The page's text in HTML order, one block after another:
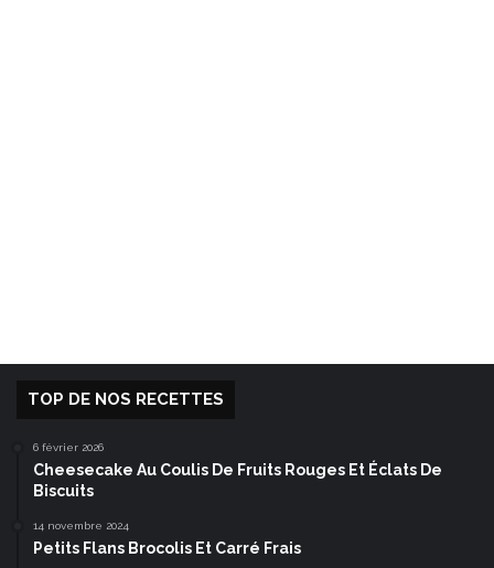
TOP DE NOS RECETTES
6 février 2026
Cheesecake Au Coulis De Fruits Rouges Et Éclats De
Biscuits
14 novembre 2024
Petits Flans Brocolis Et Carré Frais